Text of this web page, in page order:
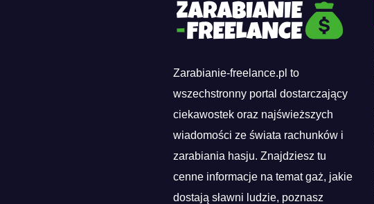
Zarabianie-freelance.pl to
wszechstronny portal dostarczający
ciekawostek oraz najświeższych
wiadomości ze świata rachunków i
zarabiania hasju. Znajdziesz tu
cenne informacje na temat gaż, jakie
dostają sławni ludzie, poznasz